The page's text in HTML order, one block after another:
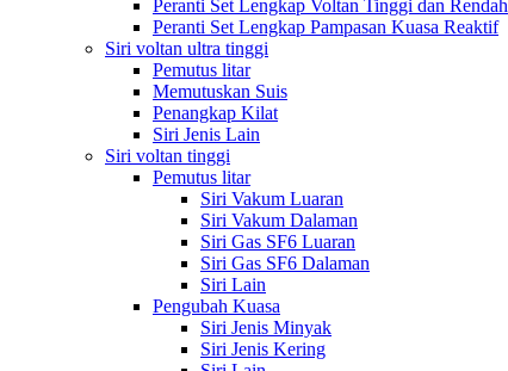
Peranti Set Lengkap Voltan Tinggi dan Rendah
Peranti Set Lengkap Pampasan Kuasa Reaktif
Siri voltan ultra tinggi
Pemutus litar
Memutuskan Suis
Penangkap Kilat
Siri Jenis Lain
Siri voltan tinggi
Pemutus litar
Siri Vakum Luaran
Siri Vakum Dalaman
Siri Gas SF6 Luaran
Siri Gas SF6 Dalaman
Siri Lain
Pengubah Kuasa
Siri Jenis Minyak
Siri Jenis Kering